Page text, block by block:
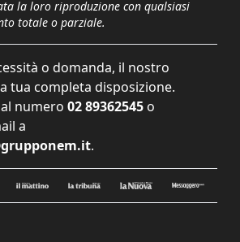
la loro riproduzione con qualsiasi
totale o parziale.
o domanda, il nostro
tua completa disposizione.
numero 02 89362545 o
a
.